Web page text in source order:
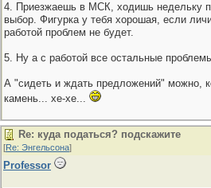
4. Приезжаешь в МСК, ходишь недельку
выбор. Фигурка у тебя хорошая, если
работой проблем не будет.
5. Ну а с работой все остальные
А "сидеть и ждать предложений" можно,
камень... хе-хе...
Re: куда податься? подскажите
[Re: Энгельсона]
Professor